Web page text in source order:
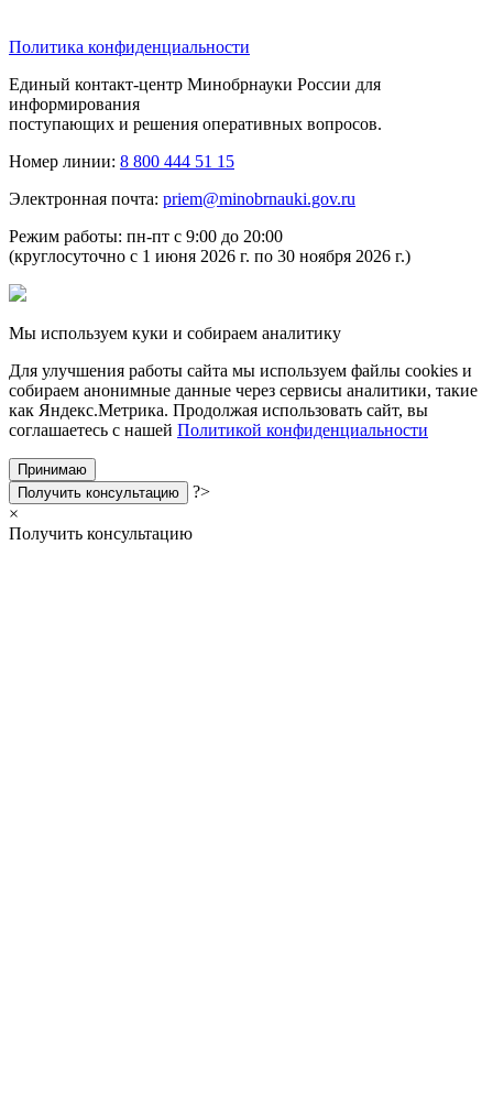
Политика конфиденциальности
Единый контакт-центр Минобрнауки России для
информирования
поступающих и решения оперативных вопросов.
Номер линии: 8 800 444 51 15
Электронная почта: priem@minobrnauki.gov.ru
Режим работы: пн-пт с 9:00 до 20:00
(круглосуточно с 1 июня 2026 г. по 30 ноября 2026 г.)
Мы используем куки и собираем аналитику
Для улучшения работы сайта мы используем файлы cookies и
собираем анонимные данные через сервисы аналитики, такие
как Яндекс.Метрика. Продолжая использовать сайт, вы
соглашаетесь с нашей Политикой конфиденциальности
Принимаю
Получить консультацию
?>
×
Получить консультацию